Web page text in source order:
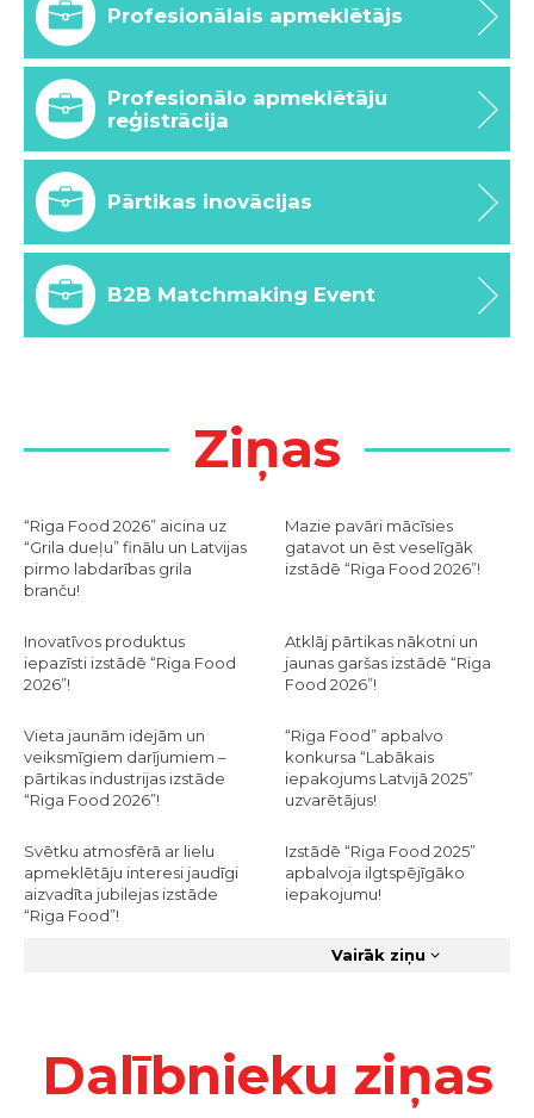
Profesionālais apmeklētājs
Profesionālo apmeklētāju
reģistrācija
Pārtikas inovācijas
B2B Matchmaking Event
Ziņas
“Riga Food 2026” aicina uz
“Grila dueļu” finālu un Latvijas
pirmo labdarības grila
branču!
Mazie pavāri mācīsies
gatavot un ēst veselīgāk
izstādē “Riga Food 2026”!
Inovatīvos produktus
iepazīsti izstādē “Riga Food
2026”!
Atklāj pārtikas nākotni un
jaunas garšas izstādē “Riga
Food 2026”!
Vieta jaunām idejām un
veiksmīgiem darījumiem –
pārtikas industrijas izstāde
“Riga Food 2026”!
“Riga Food” apbalvo
konkursa “Labākais
iepakojums Latvijā 2025”
uzvarētājus!
Svētku atmosfērā ar lielu
apmeklētāju interesi jaudīgi
aizvadīta jubilejas izstāde
“Riga Food”!
Izstādē “Riga Food 2025”
apbalvoja ilgtspējīgāko
iepakojumu!
Vairāk ziņu
Dalībnieku ziņas